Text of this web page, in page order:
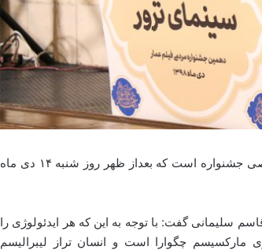
نشست «سینمای ترور» با حضور حسن عباسی یکی از نشست‌های تخصصی جشنواره است که بعداز ظهر روز شنبه ۱۴ دی ماه
گفت: با توجه به این که هر ایدئولوژی را
مارکسیسم چگوارا است و انسان تراز لیبرالیسم